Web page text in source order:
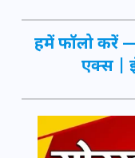
हमें फॉलो करें
एक्स